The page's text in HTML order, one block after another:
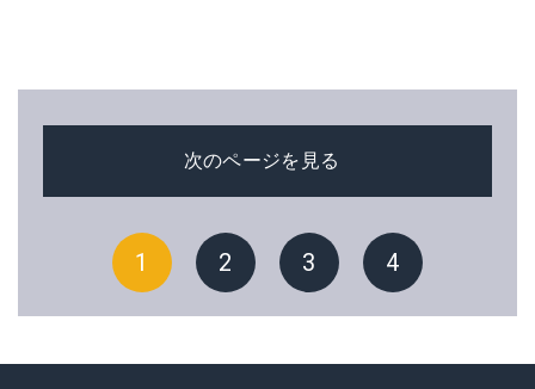
次のページを見る
1 2 3 4